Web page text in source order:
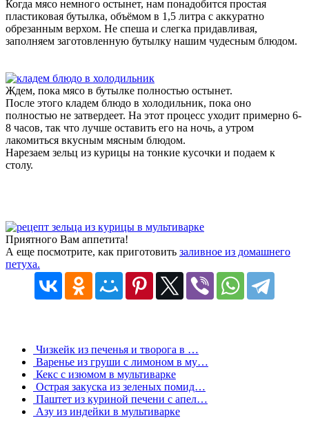
Когда мясо немного остынет, нам понадобится простая
пластиковая бутылка, объёмом в 1,5 литра с аккуратно
обрезанным верхом. Не спеша и слегка придавливая,
заполняем заготовленную бутылку нашим чудесным блюдом.
Ждем, пока мясо в бутылке полностью остынет.
После этого кладем блюдо в холодильник, пока оно
полностью не затвердеет. На этот процесс уходит примерно 6-
8 часов, так что лучше оставить его на ночь, а утром
лакомиться вкусным мясным блюдом.
Нарезаем зельц из курицы на тонкие кусочки и подаем к
столу.
Приятного Вам аппетита!
А еще посмотрите, как приготовить заливное из домашнего
петуха.
Чизкейк из печенья и творога в …
Варенье из груши с лимоном в му…
Кекс с изюмом в мультиварке
Острая закуска из зеленых помид…
Паштет из куриной печени с апел…
Азу из индейки в мультиварке